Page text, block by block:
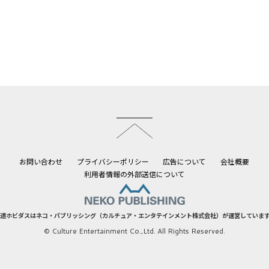
お問い合わせ プライバシーポリシー 広告について
会社概要
利用者情報の外部送信について
ホビダスはネコ・パブリッシング（カルチュア・エンタテインメント株式会社）が運営していま
© Culture Entertainment Co.,Ltd. All Rights Reserved.